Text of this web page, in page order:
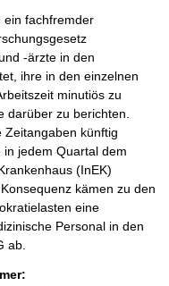
ein fachfremder
-ärzte in den
ihre in den einzelnen
minutiös zu
darüber zu berichten.
Zeitangaben künftig
jedem Quartal dem
(InEK)
kämen zu den
eine
Personal in den
ab.